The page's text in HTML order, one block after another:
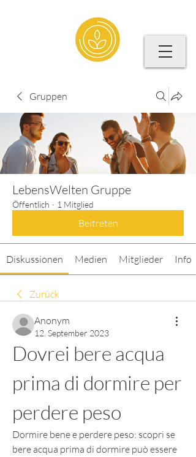
Gruppen
LebensWelten Gruppe
Öffentlich · 1 Mitglied
Beitreten
Diskussionen Medien Mitglieder Info
Zurück
Anonym
12. September 2023
Dovrei bere acqua
prima di dormire per
perdere peso
Dormire bene e perdere peso: scopri se
bere acqua prima di dormire può essere